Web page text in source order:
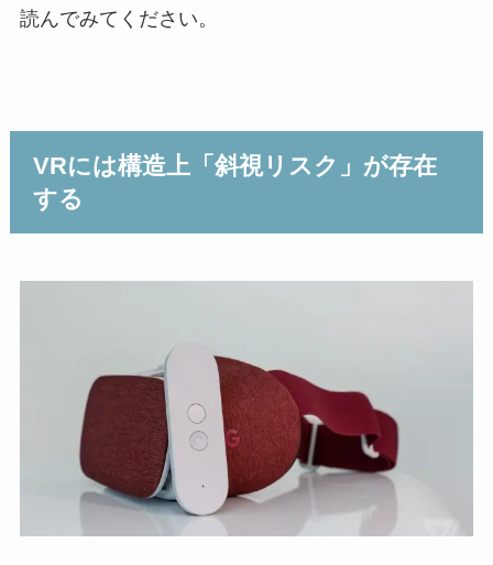
読んでみてください。
VRには構造上「斜視リスク」が存在
する